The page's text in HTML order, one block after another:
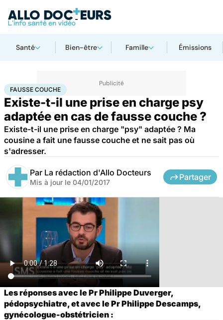
Santé Bien-être Famille Émissions
AccueilSantéFausse couche
FAUSSE COUCHE
Existe-t-il une prise en charge psy
adaptée en cas de fausse couche ?
Existe-t-il une prise en charge "psy" adaptée ? Ma
cousine a fait une fausse couche et ne sait pas où
s'adresser.
Par La rédaction d'Allo Docteurs
Mis à jour le 04/01/2017
Partager
Les réponses avec le Pr Philippe Duverger,
pédopsychiatre, et avec le Pr Philippe Descamps,
gynécologue-obstétricien :